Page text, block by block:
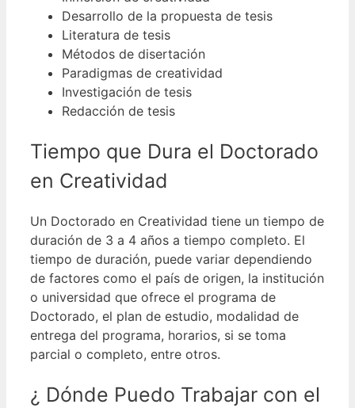
Desarrollo de la propuesta de tesis
Literatura de tesis
Métodos de disertación
Paradigmas de creatividad
Investigación de tesis
Redacción de tesis
Tiempo que Dura el Doctorado
en Creatividad
Un Doctorado en Creatividad tiene un tiempo de
duración de 3 a 4 años a tiempo completo. El
tiempo de duración, puede variar dependiendo
de factores como el país de origen, la institución
o universidad que ofrece el programa de
Doctorado, el plan de estudio, modalidad de
entrega del programa, horarios, si se toma
parcial o completo, entre otros.
¿ Dónde Puedo Trabajar con el